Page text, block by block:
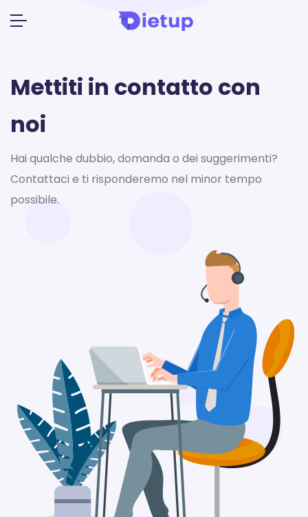
Mettiti in contatto con
noi
Hai qualche dubbio, domanda o dei suggerimenti?
Contattaci e ti risponderemo nel minor tempo
possibile.